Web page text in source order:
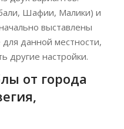
Шафии, Малики) и
выставлены
данной местности,
другие настройки.
от города